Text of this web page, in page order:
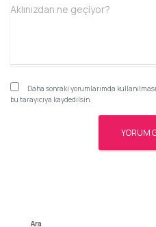
Aklınızdan ne geçiyor?
Daha sonraki yorumlarımda
bu tarayıcıya kaydedilsin.
Ara